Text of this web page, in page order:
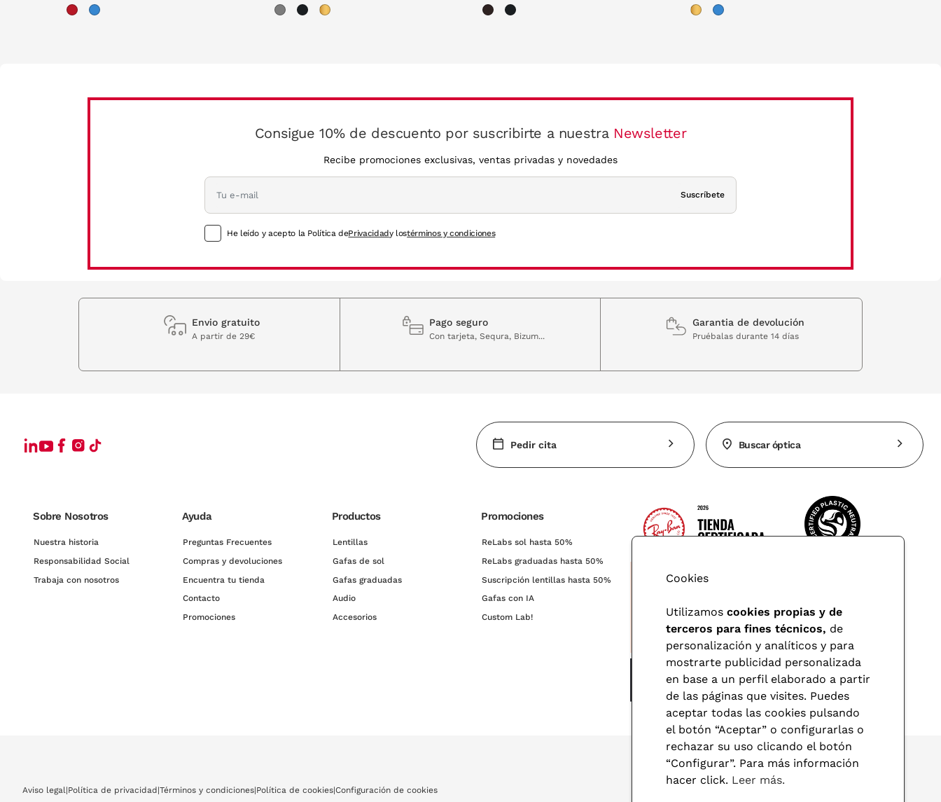
Consigue 10% de descuento por suscribirte a nuestra Newsletter
Recibe promociones exclusivas, ventas privadas y novedades
Suscríbete
He leído y acepto la Política dePrivacidady lostérminos y condiciones
Envio gratuito
A partir de 29€
Pago seguro
Con tarjeta, Sequra, Bizum...
Garantia de devolución
Pruébalas durante 14 días
Pedir cita Buscar óptica
Sobre Nosotros
Nuestra historia
Responsabilidad Social
Trabaja con nosotros
Ayuda
Preguntas Frecuentes
Compras y devoluciones
Encuentra tu tienda
Contacto
Promociones
Productos
Lentillas
Gafas de sol
Gafas graduadas
Audio
Accesorios
Promociones
ReLabs sol hasta 50%
ReLabs graduadas hasta 50%
Suscripción lentillas hasta 50%
Gafas con IA
Custom Lab!
Aviso legal|Política de privacidad |Términos y condiciones|Política de cookies|Configuración de cookies
Cookies
Utilizamos cookies propias y de
terceros para fines técnicos, de
personalización y analíticos y para
mostrarte publicidad personalizada
en base a un perfil elaborado a partir
de las páginas que visites. Puedes
aceptar todas las cookies pulsando
el botón “Aceptar” o configurarlas o
rechazar su uso clicando el botón
“Configurar”. Para más información
hacer click. Leer más.